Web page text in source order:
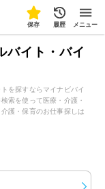
保存 履歴 メニュー
バイト・バイ
を探すならマイナビバイ
索を使って医療・介護・
護・保育のお仕事探しは